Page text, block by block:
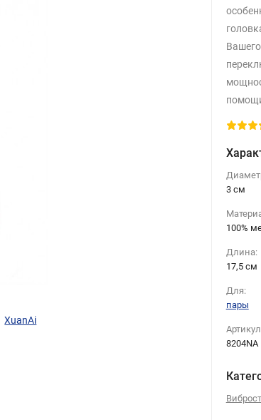
XuanAi
3 cм
100%
Длина:
17,5 см
Для:
пары
8204NA